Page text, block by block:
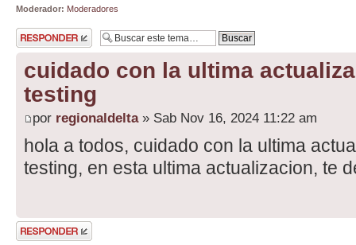
Moderador: Moderadores
Publicar una
respuesta
cuidado con la ultima
testing
por regionaldelta» Sab Nov 16, 2024 11:22 am
hola a todos, cuidado con la ultima
testing, en esta ultima actualizacion, te
Publicar una
respuesta